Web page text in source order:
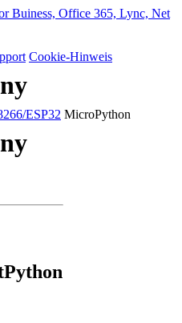
Cookie-Hinweis
ESP32 MicroPython